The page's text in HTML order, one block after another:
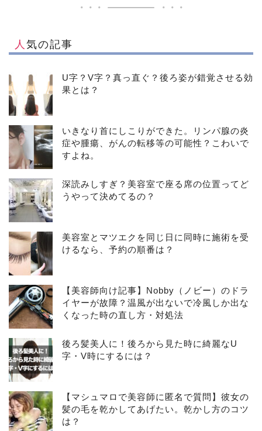
人気の記事
U字？V字？真っ直ぐ？後ろ姿が錯覚させる効
果とは？
いきなり首にしこりができた。リンパ腺の炎
症や腫瘍、がんの転移等の可能性？こわいで
すよね。
深読みしすぎ？美容室で座る席の位置ってど
うやって決めてるの？
美容室とマツエクを同じ日に同時に施術を受
けるなら、予約の順番は？
【美容師向け記事】Nobby（ノビー）のドラ
イヤーが故障？温風が出ないで冷風しか出な
くなった時の直し方・対処法
後ろ髪美人に！後ろから見た時に綺麗なU
字・V時にするには？
【マシュマロで美容師に匿名で質問】彼女の
髪の毛を乾かしてあげたい。乾かし方のコツ
は？